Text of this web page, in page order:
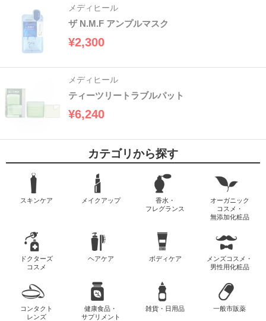
メディヒール
ザ N.M.F アンプルマスク
¥2,300
メディヒール
ティーツリートラブルパット
¥6,240
カテゴリから探す
スキンケア メイクアップ
香水・
フレグランス
オーガニック
コスメ・
無添加化粧品
ドクターズ
コスメ
ヘアケア ボディケア
メンズコスメ・
男性用化粧品
コンタクト
レンズ
健康食品・
サプリメント
雑貨・日用品 一般市販薬